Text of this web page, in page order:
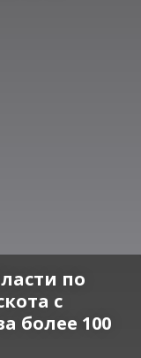
по
с
более 100